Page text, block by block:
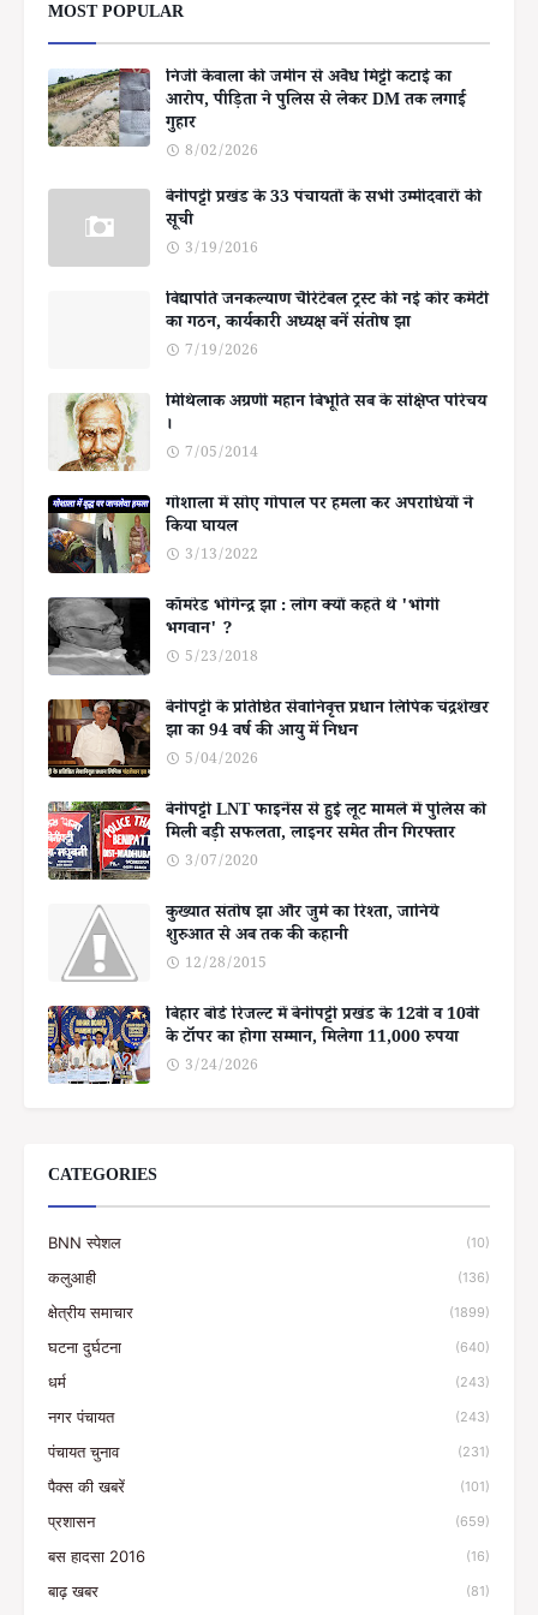
MOST POPULAR
निजी केवाला की जमीन से अवैध मिट्टी कटाई का
आरोप, पीड़िता ने पुलिस से लेकर DM तक लगाई
गुहार
8/02/2026
बेनीपट्टी प्रखंड के 33 पंचायतों के सभी उम्मीदवारों की
सूची
3/19/2016
विद्यापति जनकल्याण चैरिटेबल ट्रस्ट की नई कोर कमेटी
का गठन, कार्यकारी अध्यक्ष बनें संतोष झा
7/19/2026
मिथिलाक अग्रणी महान बिभूति सब के संक्षिप्त परिचय
।
7/05/2014
गोशाला में सोए गोपाल पर हमला कर अपराधियों ने
किया घायल
3/13/2022
कॉमरेड भोगेन्द्र झा : लोग क्यों कहते थे 'भोगी
भगवान' ?
5/23/2018
बेनीपट्टी के प्रतिष्ठित सेवानिवृत्त प्रधान लिपिक चंद्रशेखर
झा का 94 वर्ष की आयु में निधन
5/04/2026
बेनीपट्टी LNT फाइनेंस से हुई लूट मामले में पुलिस को
मिली बड़ी सफलता, लाइनर समेत तीन गिरफ्तार
3/07/2020
कुख्यात संतोष झा और जुर्म का रिश्ता, जानिये
शुरुआत से अब तक की कहानी
12/28/2015
बिहार बोर्ड रिजल्ट में बेनीपट्टी प्रखंड के 12वीं व 10वीं
के टॉपर का होगा सम्मान, मिलेगा 11,000 रुपया
3/24/2026
CATEGORIES
BNN स्पेशल (10)
कलुआही (136)
क्षेत्रीय समाचार (1899)
घटना दुर्घटना (640)
धर्म (243)
नगर पंचायत (243)
पंचायत चुनाव (231)
पैक्स की खबरें (101)
प्रशासन (659)
बस हादसा 2016 (16)
बाढ़ खबर (81)